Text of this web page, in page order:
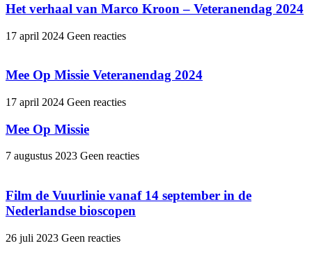
Het verhaal van Marco Kroon – Veteranendag 2024
17 april 2024 Geen reacties
Mee Op Missie Veteranendag 2024
17 april 2024 Geen reacties
Mee Op Missie
7 augustus 2023 Geen reacties
Film de Vuurlinie vanaf 14 september in de
Nederlandse bioscopen
26 juli 2023 Geen reacties